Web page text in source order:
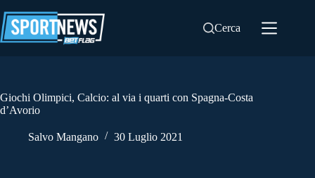
al
contenuto
Cerca
Giochi Olimpici, Calcio: al via i quarti con Spagna-Costa
d’Avorio
Salvo Mangano 30 Luglio 2021